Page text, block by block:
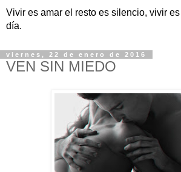
Vivir es amar el resto es silencio, vivir
día.
viernes, 22 de enero de 2016
VEN SIN MIEDO